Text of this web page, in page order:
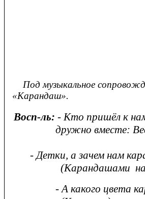
Под музыкальное
«Карандаш».
Восп-ль: - Кто пришёл к
дружно вместе:
-Детки, а зачем нам
(Карандашами надо
- А какого цвета